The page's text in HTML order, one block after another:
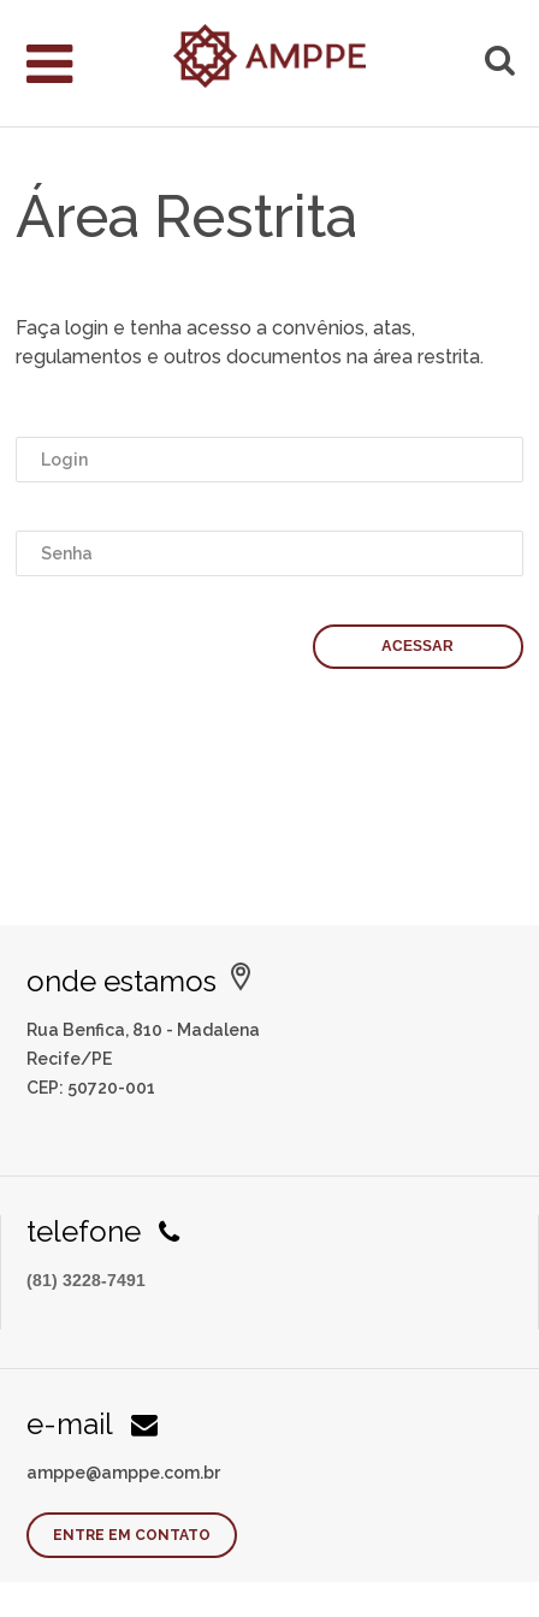
Área Restrita
Faça login e tenha acesso a convênios, atas,
regulamentos e outros documentos na área restrita.
onde estamos
Rua Benfica, 810 - Madalena
Recife/PE
CEP: 50720-001
telefone
(81) 3228-7491
e-mail
amppe@amppe.com.br
ENTRE EM CONTATO